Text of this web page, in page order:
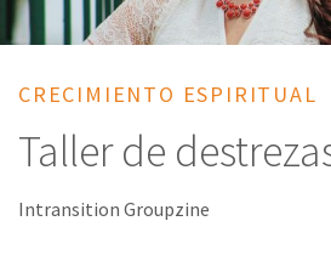
CRECIMIENTO ESPIRITUAL
Taller de
Intransition Groupzine